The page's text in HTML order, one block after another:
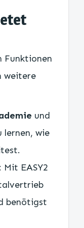
Funktionen
weitere
und
lernen, wie
: Mit EASY2
benötigst